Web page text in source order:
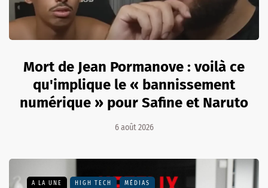
Mort de Jean Pormanove : voilà ce
qu'implique le « bannissement
numérique » pour Safine et Naruto
6 août 2026
A LA UNE HIGH TECH MÉDIAS